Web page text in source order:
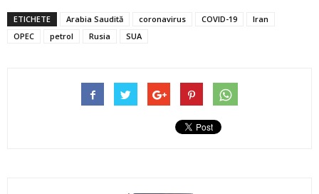
ETICHETE Arabia Saudită coronavirus COVID-19
Iran
OPEC
petrol Rusia SUA